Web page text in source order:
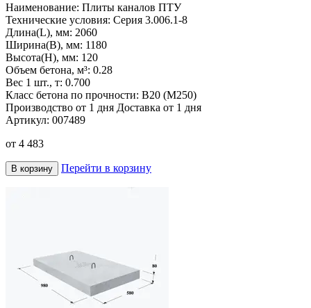
Наименование: Плиты каналов ПТУ
Технические условия: Серия 3.006.1-8
Длина(L), мм: 2060
Ширина(B), мм: 1180
Высота(H), мм: 120
Объем бетона, м³: 0.28
Вес 1 шт., т: 0.700
Класс бетона по прочности: B20 (M250)
Производство от 1 дня Доставка от 1 дня
Артикул: 007489
от 4 483
В корзину Перейти в корзину